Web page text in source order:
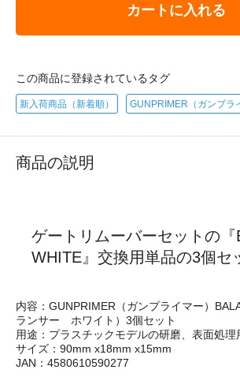
カートに入れる
この商品に登録されているタグ
新入荷商品（新着順） GUNPRIMER（ガンプラ
商品の説明
ゲートリムーバーセットの『
WHITE』交換用単品の3個セ
内容：GUNPRIMER（ガンプライマー）
ランサー ホワイト）3個セット
用途：プラスチックモデルの研磨、表面処理
サイズ：90mm x18mm x15mm
JAN：4580610590277